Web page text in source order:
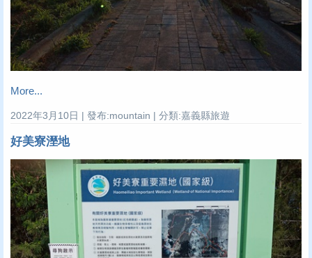
More...
2022年3月10日 | 發布:mountain | 分類:嘉義縣旅遊
好美寮溼地